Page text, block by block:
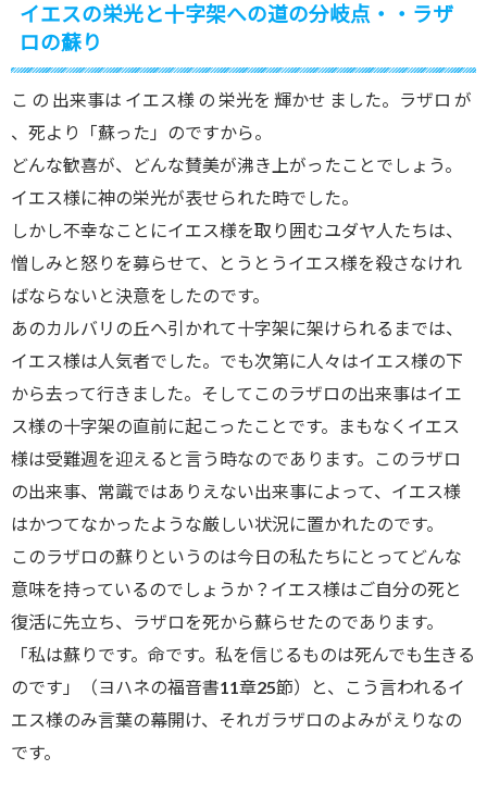
イエスの栄光と十字架への道の分岐点・・ラザ
ロの蘇り
こ の 出来事は イエス様 の 栄光を 輝かせ ました。ラザロ が
、死より「蘇った」のですから。
どんな歓喜が、どんな賛美が沸き上がったことでしょう。
イエス様に神の栄光が表せられた時でした。
しかし不幸なことにイエス様を取り囲むユダヤ人たちは、
憎しみと怒りを募らせて、とうとうイエス様を殺さなけれ
ばならないと決意をしたのです。
あのカルバリの丘へ引かれて十字架に架けられるまでは、
イエス様は人気者でした。でも次第に人々はイエス様の下
から去って行きました。そしてこのラザロの出来事はイエ
ス様の十字架の直前に起こったことです。まもなくイエス
様は受難週を迎えると言う時なのであります。このラザロ
の出来事、常識ではありえない出来事によって、イエス様
はかつてなかったような厳しい状況に置かれたのです。
このラザロの蘇りというのは今日の私たちにとってどんな
意味を持っているのでしょうか？イエス様はご自分の死と
復活に先立ち、ラザロを死から蘇らせたのであります。
「私は蘇りです。命です。私を信じるものは死んでも生きる
のです」（ヨハネの福音書11章25節）と、こう言われるイ
エス様のみ言葉の幕開け、それガラザロのよみがえりなの
です。